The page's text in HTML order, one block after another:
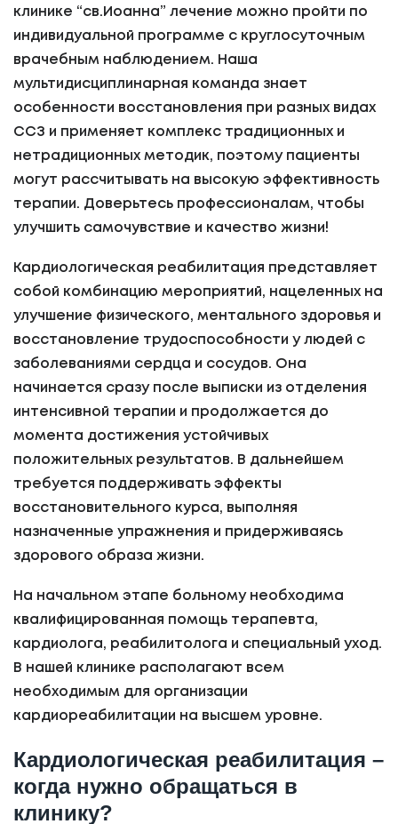
клинике “св.Иоанна” лечение можно пройти по
индивидуальной программе с круглосуточным
врачебным наблюдением. Наша
мультидисциплинарная команда знает
особенности восстановления при разных видах
ССЗ и применяет комплекс традиционных и
нетрадиционных методик, поэтому пациенты
могут рассчитывать на высокую эффективность
терапии. Доверьтесь профессионалам, чтобы
улучшить самочувствие и качество жизни!
Кардиологическая реабилитация представляет
собой комбинацию мероприятий, нацеленных на
улучшение физического, ментального здоровья и
восстановление трудоспособности у людей с
заболеваниями сердца и сосудов. Она
начинается сразу после выписки из отделения
интенсивной терапии и продолжается до
момента достижения устойчивых
положительных результатов. В дальнейшем
требуется поддерживать эффекты
восстановительного курса, выполняя
назначенные упражнения и придерживаясь
здорового образа жизни.
На начальном этапе больному необходима
квалифицированная помощь терапевта,
кардиолога, реабилитолога и специальный уход.
В нашей клинике располагают всем
необходимым для организации
кардиореабилитации на высшем уровне.
Кардиологическая реабилитация –
когда нужно обращаться в
клинику?